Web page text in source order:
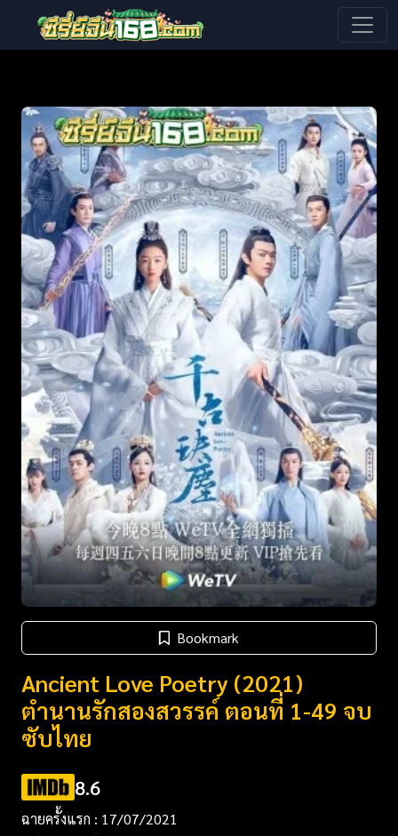
Bookmark
Ancient Love Poetry (2021)
ตำนานรักสองสวรรค์ ตอนที่ 1-49 จบ
ซับไทย
8.6
ฉายครั้งแรก : 17/07/2021